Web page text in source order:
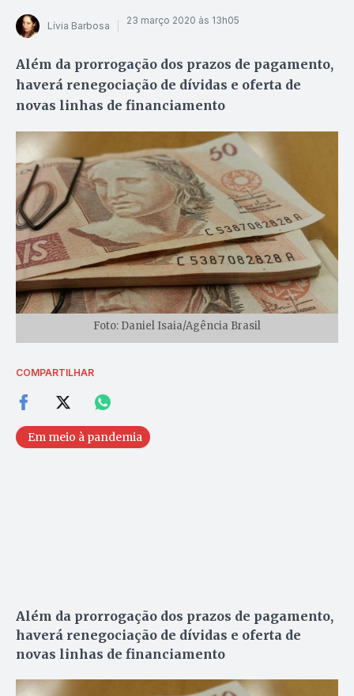
Lívia Barbosa 23 março 2020 às 13h05
Além da prorrogação dos prazos de pagamento,
haverá renegociação de dívidas e oferta de
novas linhas de financiamento
Foto: Daniel Isaia/Agência Brasil
COMPARTILHAR
Em meio à pandemia
Além da prorrogação dos prazos de pagamento,
haverá renegociação de dívidas e oferta de
novas linhas de financiamento